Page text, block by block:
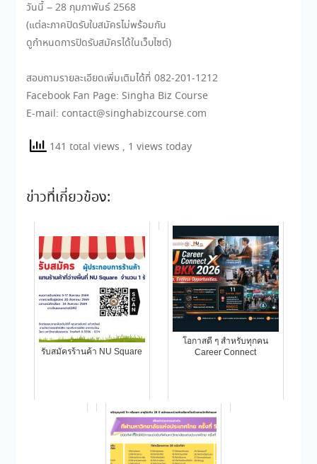
วันนี้ – 28 กุมภาพันธ์ 2568
(แต่ละภาคปิดรับใบสมัครไม่พร้อมกัน
ดูกำหนดการปิดรับสมัครได้ในเว็บไซต์)
สอบถามรายละเอียดเพิ่มเติมได้ที่ 082-201-1212
Facebook Fan Page: Singha Biz Course
E-mail: contact@singhabizcourse.com
141 total views , 1 views today
ข่าวที่เกี่ยวข้อง:
รับสมัครร้านค้า NU Square
โอกาสดี ๆ สำหรับทุกคน
Career Connect